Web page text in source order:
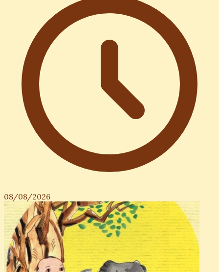
08/08/2026